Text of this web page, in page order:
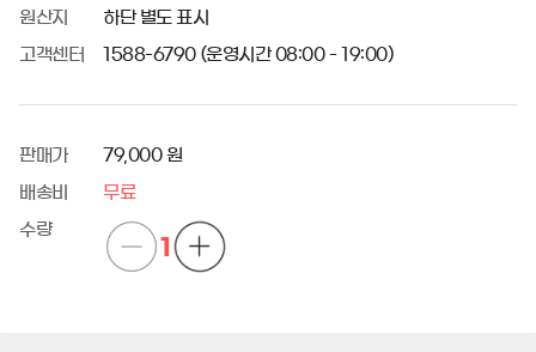
원산지 하단 별도 표시
고객센터 1588-6790 (운영시간 08:00 - 19:00)
판매가 79,000 원
배송비 무료
수량
1